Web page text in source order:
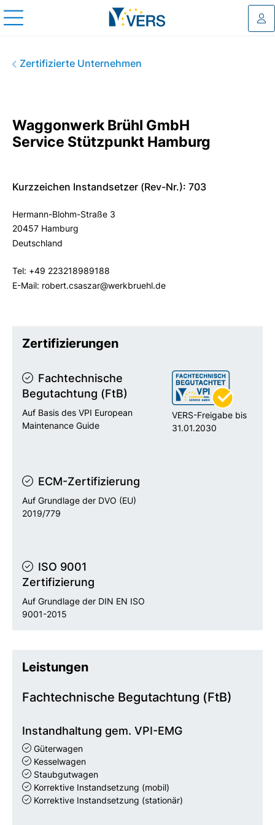
Zertifizierte Unternehmen
Waggonwerk Brühl GmbH
Waggonwerk Brühl GmbH
Service Stützpunkt Hamburg
Kurzzeichen Instandsetzer (Rev-Nr.): 703
Hermann-Blohm-Straße 3
20457 Hamburg
Deutschland
Tel: +49 223218989188
E-Mail: robert.csaszar@werkbruehl.de
Zertifizierungen
Fachtechnische
Begutachtung (FtB)
Auf Basis des VPI European
Maintenance Guide
VERS-Freigabe bis
31.01.2030
ECM-Zertifizierung
Auf Grundlage der DVO (EU)
2019/779
ISO 9001
Zertifizierung
Auf Grundlage der DIN EN ISO
9001-2015
Leistungen
Fachtechnische Begutachtung (FtB)
Instandhaltung gem. VPI-EMG
Güterwagen
Kesselwagen
Staubgutwagen
Korrektive Instandsetzung (mobil)
Korrektive Instandsetzung (stationär)